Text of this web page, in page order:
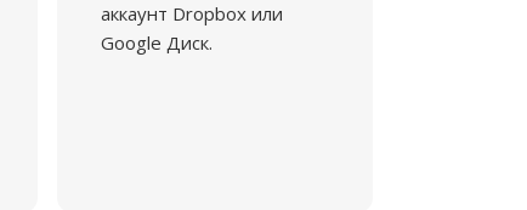
аккаунт Dropbox или
Google Диск.